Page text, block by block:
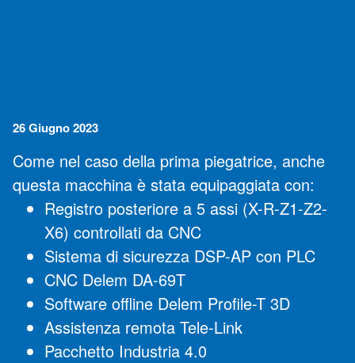
26 Giugno 2023
Come nel caso della prima piegatrice, anche
questa macchina è stata equipaggiata con:
Registro posteriore a 5 assi (X-R-Z1-Z2-
X6) controllati da CNC
Sistema di sicurezza DSP-AP con PLC
CNC Delem DA-69T
Software offline Delem Profile-T 3D
Assistenza remota Tele-Link
Pacchetto Industria 4.0